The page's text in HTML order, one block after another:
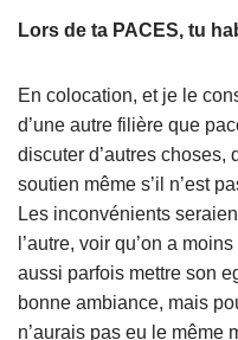
Lors de ta PACES, tu
En colocation, et je le
d’une autre filière que
discuter d’autres choses,
soutien même s’il n’est
Les inconvénients
l’autre, voir qu’on a
aussi parfois mettre son
bonne ambiance, mais
n’aurais pas eu le même